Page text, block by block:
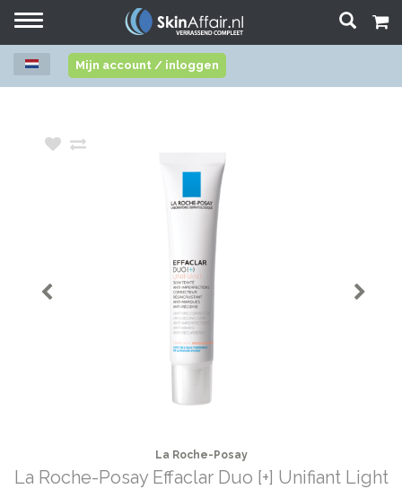
Toggle
Mijn account / inloggen
La Roche-Posay
La Roche-Posay Effaclar Duo [+] Unifiant Light